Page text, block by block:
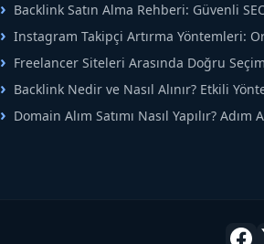
Backlink Satın Alma Rehberi: Güvenli
Instagram Takipçi Artırma Yöntemleri:
Büyüme Rehberi
Freelancer Siteleri Arasında Doğru Seçim
Backlink Nedir ve Nasıl Alınır? Etkili
Domain Alım Satımı Nasıl Yapılır? Adım